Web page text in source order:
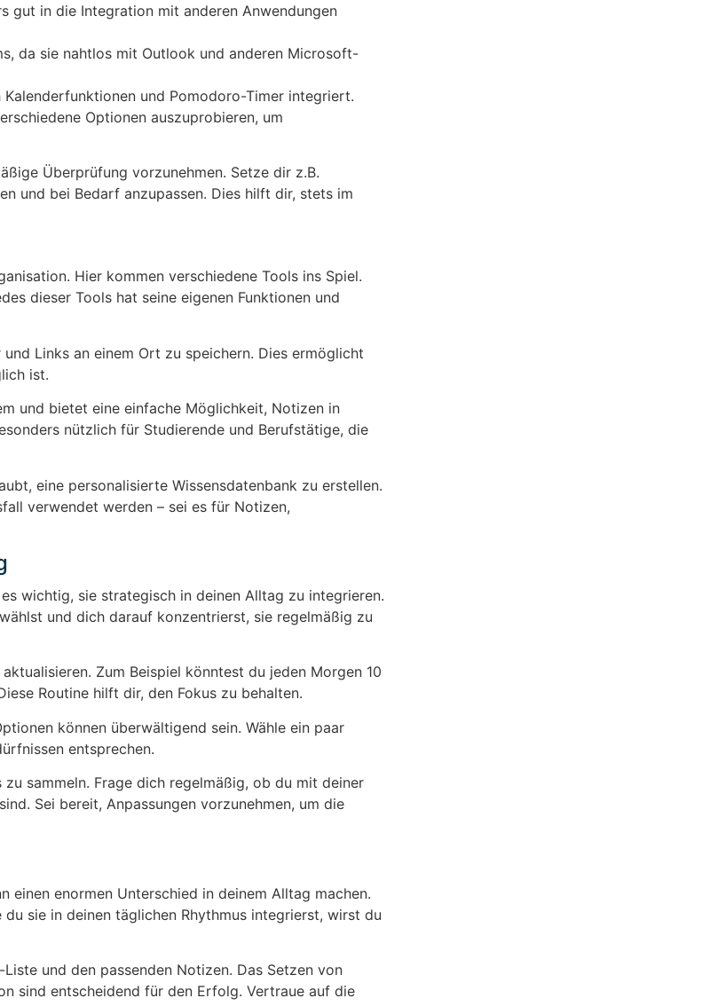
gut in die Integration mit anderen Anwendungen
da sie nahtlos mit Outlook und anderen Microsoft-
und Pomodoro-Timer integriert.
Optionen auszuprobieren, um
Überprüfung vorzunehmen. Setze dir z.B.
und bei Bedarf anzupassen. Dies hilft dir, stets im
Hier kommen verschiedene Tools ins Spiel.
dieser Tools hat seine eigenen Funktionen und
Links an einem Ort zu speichern. Dies ermöglicht
ist.
und bietet eine einfache Möglichkeit, Notizen in
nützlich für Studierende und Berufstätige, die
eine personalisierte Wissensdatenbank zu erstellen.
verwendet werden – sei es für Notizen,
wichtig, sie strategisch in deinen Alltag zu integrieren.
und dich darauf konzentrierst, sie regelmäßig zu
Zum Beispiel könntest du jeden Morgen 10
Routine hilft dir, den Fokus zu behalten.
können überwältigend sein. Wähle ein paar
entsprechen.
sammeln. Frage dich regelmäßig, ob du mit deiner
Sei bereit, Anpassungen vorzunehmen, um die
enormen Unterschied in deinem Alltag machen.
sie in deinen täglichen Rhythmus integrierst, wirst du
und den passenden Notizen. Das Setzen von
sind entscheidend für den Erfolg. Vertraue auf die